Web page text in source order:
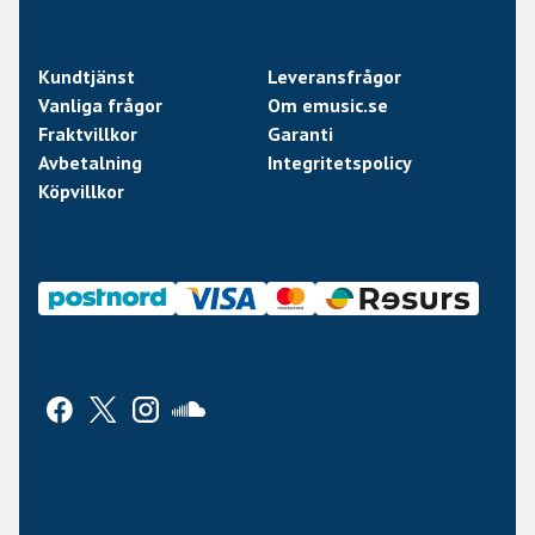
Kundtjänst
Leveransfrågor
Vanliga frågor
Om emusic.se
Fraktvillkor
Garanti
Avbetalning
Integritetspolicy
Köpvillkor